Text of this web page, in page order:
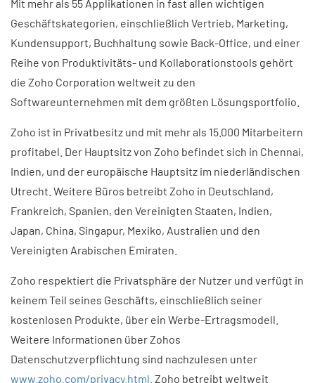
Mit mehr als 55 Applikationen in fast allen wichtigen
Geschäftskategorien, einschließlich Vertrieb, Marketing,
Kundensupport, Buchhaltung sowie Back-Office, und einer
Reihe von Produktivitäts- und Kollaborationstools gehört
die Zoho Corporation weltweit zu den
Softwareunternehmen mit dem größten Lösungsportfolio.
Zoho ist in Privatbesitz und mit mehr als 15.000 Mitarbeitern
profitabel. Der Hauptsitz von Zoho befindet sich in Chennai,
Indien, und der europäische Hauptsitz im niederländischen
Utrecht. Weitere Büros betreibt Zoho in Deutschland,
Frankreich, Spanien, den Vereinigten Staaten, Indien,
Japan, China, Singapur, Mexiko, Australien und den
Vereinigten Arabischen Emiraten.
Zoho respektiert die Privatsphäre der Nutzer und verfügt in
keinem Teil seines Geschäfts, einschließlich seiner
kostenlosen Produkte, über ein Werbe-Ertragsmodell.
Weitere Informationen über Zohos
Datenschutzverpflichtung sind nachzulesen unter
www.zoho.com/privacy.html . Zoho betreibt weltweit